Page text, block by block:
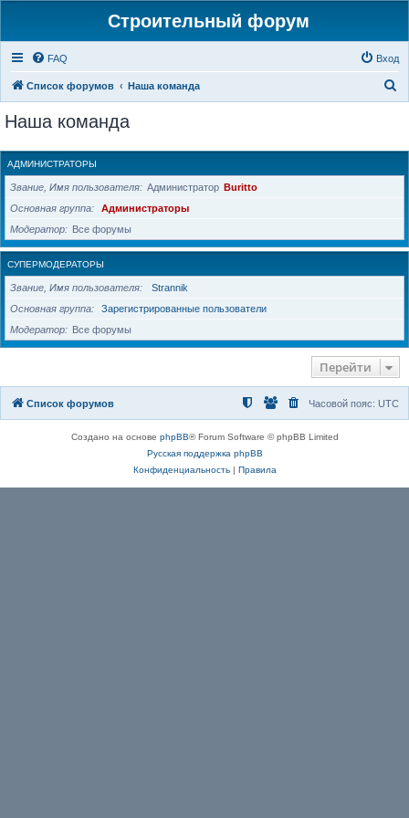
Строительный форум
FAQ Вход
Список форумов Наша команда
с
Наша команда
АДМИНИСТРАТОРЫ
Звание, Имя пользователя Администратор Buritto
Основная группа
Администраторы
Модератор
Все форумы
СУПЕРМОДЕРАТОРЫ
Звание, Имя пользователя
Strannik
Основная группа
Зарегистрированные пользователи
Модератор
Все форумы
Перейти
Список форумов Часовой пояс: UTC
Создано на основе phpBB® Forum Software © phpBB Limited
Русская поддержка phpBB
Конфиденциальность| Правила